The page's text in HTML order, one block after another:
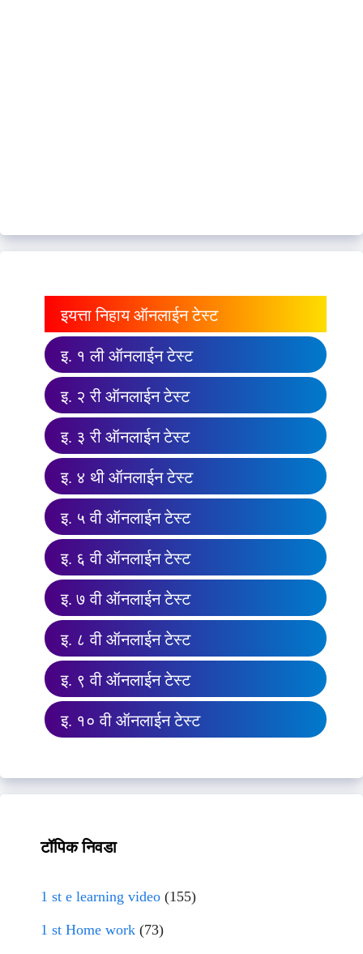
इयत्ता निहाय ऑनलाईन टेस्ट
इ. १ ली ऑनलाईन टेस्ट
इ. २ री ऑनलाईन टेस्ट
इ. ३ री ऑनलाईन टेस्ट
इ. ४ थी ऑनलाईन टेस्ट
इ. ५ वी ऑनलाईन टेस्ट
इ. ६ वी ऑनलाईन टेस्ट
इ. ७ वी ऑनलाईन टेस्ट
इ. ८ वी ऑनलाईन टेस्ट
इ. ९ वी ऑनलाईन टेस्ट
इ. १० वी ऑनलाईन टेस्ट
टॉपिक निवडा
1 st e learning video (155)
1 st Home work (73)